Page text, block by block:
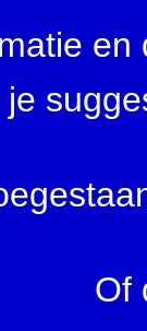
en
je
Of